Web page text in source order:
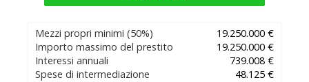
Mezzi propri minimi (50%)
19.250.000 €
Importo massimo del prestito
19.250.000 €
Interessi annuali
739.008 €
Spese di intermediazione
48.125 €